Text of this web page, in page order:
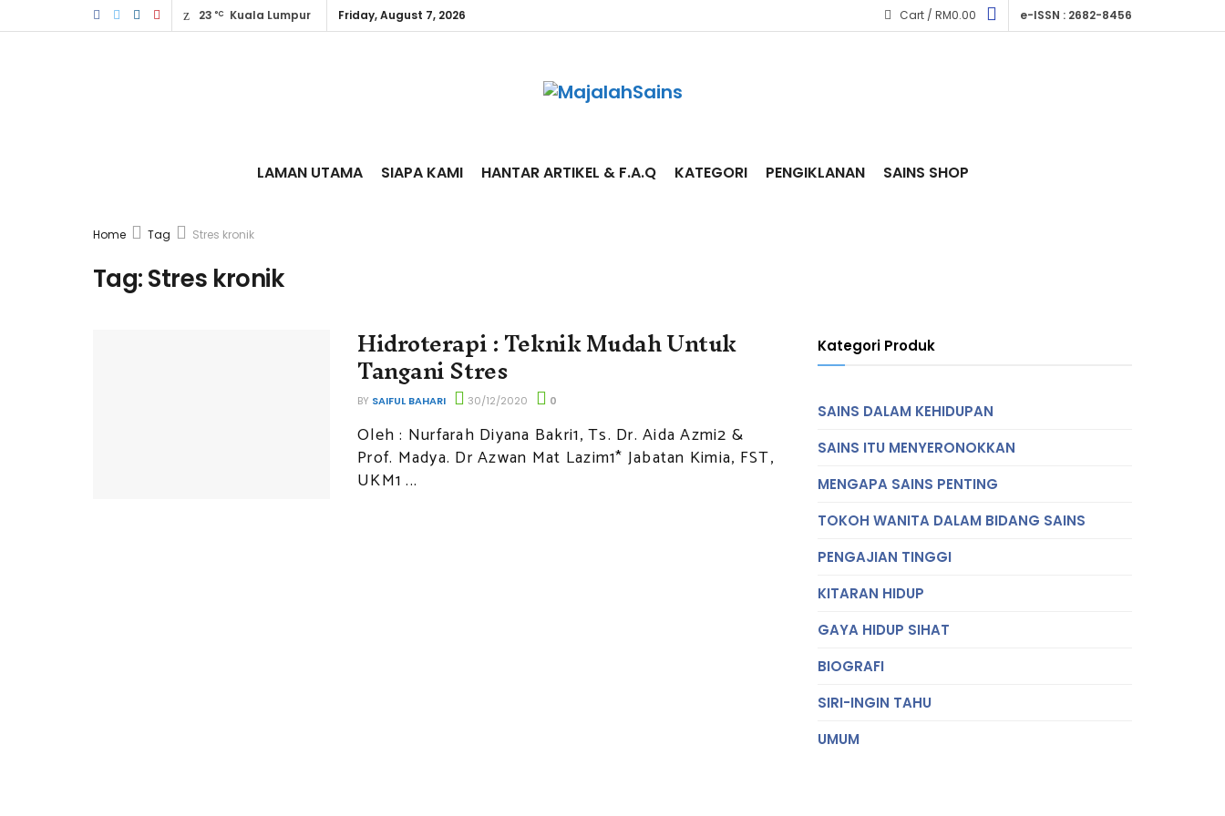
23 °C Kuala Lumpur Friday, August 7, 2026 Cart / RM0.00 e-ISSN : 2682-8456
LAMAN UTAMA SIAPA KAMI HANTAR ARTIKEL & F.A.Q KATEGORI PENGIKLANAN SAINS SHOP
Home Tag Stres kronik
Tag:Stres kronik
Hidroterapi : Teknik Mudah Untuk
Tangani Stres
BY SAIFUL BAHARI 30/12/2020 0
Oleh : Nurfarah Diyana Bakri1, Ts. Dr. Aida Azmi2 &
Prof. Madya. Dr Azwan Mat Lazim1* Jabatan Kimia, FST,
UKM1 ...
Kategori Produk
SAINS DALAM KEHIDUPAN
SAINS ITU MENYERONOKKAN
MENGAPA SAINS PENTING
TOKOH WANITA DALAM BIDANG SAINS
PENGAJIAN TINGGI
KITARAN HIDUP
GAYA HIDUP SIHAT
BIOGRAFI
SIRI-INGIN TAHU
UMUM